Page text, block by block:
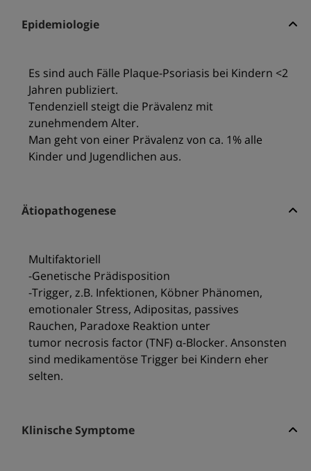
Epidemiologie
Es sind auch Fälle Plaque-Psoriasis bei Kindern <2
Jahren publiziert.
Tendenziell steigt die Prävalenz mit
zunehmendem Alter.
Man geht von einer Prävalenz von ca. 1% alle
Kinder und Jugendlichen aus.
Ätiopathogenese
Multifaktoriell
-Genetische Prädisposition
-Trigger, z.B. Infektionen, Köbner Phänomen,
emotionaler Stress, Adipositas, passives
Rauchen, Paradoxe Reaktion unter
tumor necrosis factor (TNF) α-Blocker. Ansonsten
sind medikamentöse Trigger bei Kindern eher
selten.
Klinische Symptome